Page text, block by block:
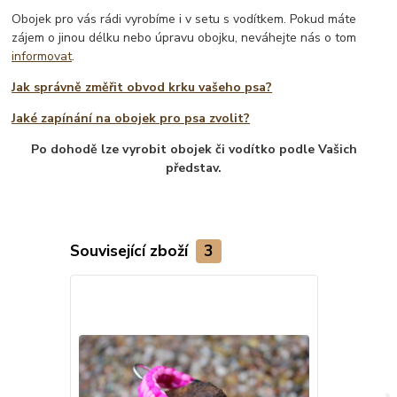
Obojek pro vás rádi vyrobíme i v setu s vodítkem. Pokud máte
zájem o jinou délku nebo úpravu obojku, neváhejte nás o tom
informovat.
Jak správně změřit obvod krku vašeho psa?
Jaké zapínání na obojek pro psa zvolit?
Po dohodě lze vyrobit obojek či vodítko podle Vašich
představ.
Související zboží 3